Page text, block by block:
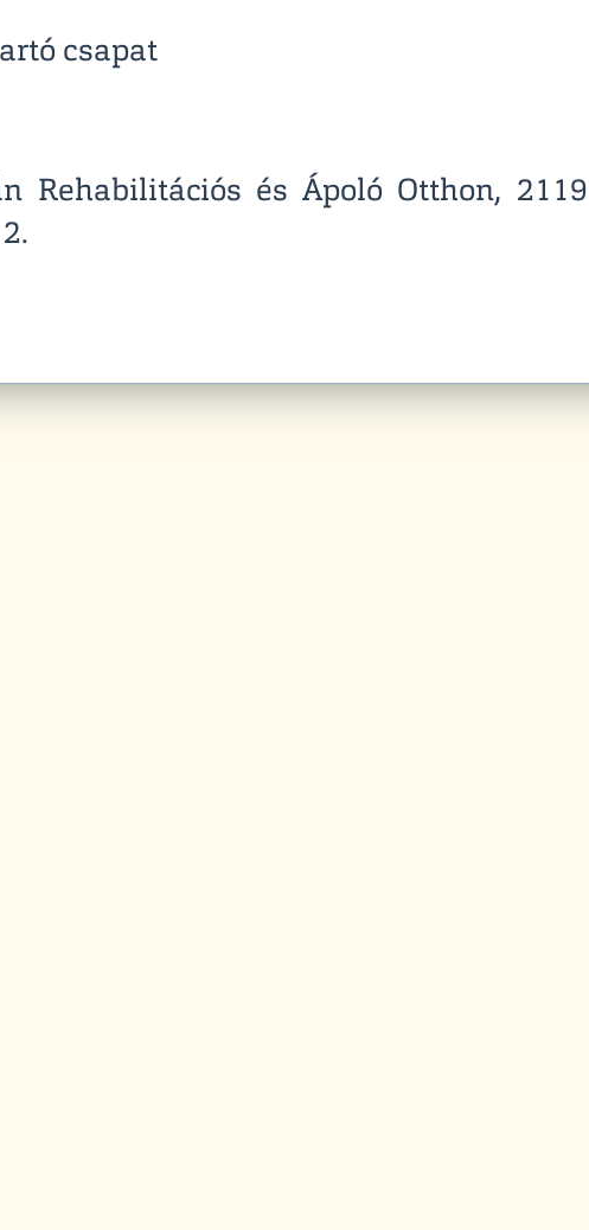
csapat
Rehabilitációs és Ápoló Otthon, 2119